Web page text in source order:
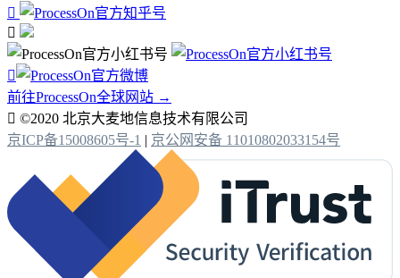



前往ProcessOn全球网站 →
 ©2020 北京大麦地信息技术有限公司
京ICP备15008605号-1 | 京公网安备 11010802033154号